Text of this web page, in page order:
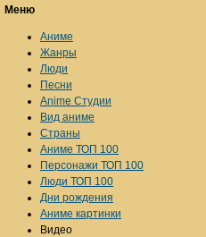
Меню
Аниме
Жанры
Люди
Песни
Anime Студии
Вид аниме
Страны
Аниме ТОП 100
Персонажи ТОП 100
Люди ТОП 100
Дни рождения
Аниме картинки
Видео